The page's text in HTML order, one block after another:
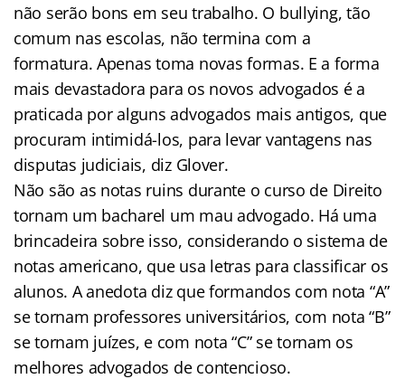
não serão bons em seu trabalho. O bullying, tão
comum nas escolas, não termina com a
formatura. Apenas toma novas formas. E a forma
mais devastadora para os novos advogados é a
praticada por alguns advogados mais antigos, que
procuram intimidá-los, para levar vantagens nas
disputas judiciais, diz Glover.
Não são as notas ruins durante o curso de Direito
tornam um bacharel um mau advogado. Há uma
brincadeira sobre isso, considerando o sistema de
notas americano, que usa letras para classificar os
alunos. A anedota diz que formandos com nota “A”
se tornam professores universitários, com nota “B”
se tornam juízes, e com nota “C” se tornam os
melhores advogados de contencioso.